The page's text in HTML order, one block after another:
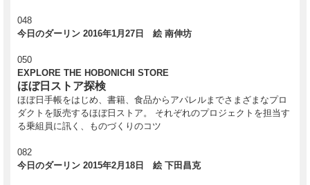
048
今日のダーリン 2016年1月27日 絵 南伸坊
050
EXPLORE THE HOBONICHI STORE
ほぼ日ストア探検
ほぼ日手帳をはじめ、書籍、食品からアパレルまでさまざまなプロ
ダクトを販売するほぼ日ストア。 それぞれのプロジェクトを担当す
る乗組員に訊く、ものづくりのコツ
082
今日のダーリン 2015年2月18日 絵 下田昌克